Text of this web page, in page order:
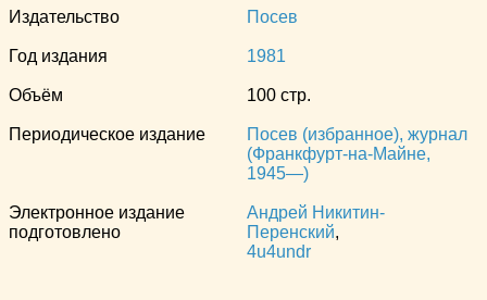
Издательство Посев
Год издания 1981
Объём 100 стр.
Периодическое издание
Посев (избранное), журнал
(Франкфурт-на-Майне,
1945—)
Электронное издание
подготовлено
Андрей Никитин-
Перенский,
4u4undr